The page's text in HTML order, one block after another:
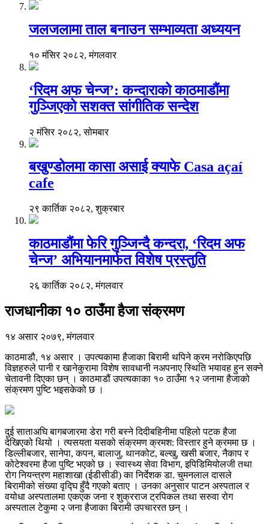
जलजलामा ताल बनाउन सम्भाव्यता अध्ययन
१० मंसिर २०८२, मंगलवार
‘रिदम अफ चेन्ज’: कन्दाराको काठमाडौंमा
गुञ्जिएको सशक्त सांगीतिक सन्देश
२ मंसिर २०८२, सोमबार
बखुण्डोलमा कासा असाई क्याफे Casa açaí
cafe
२९ कार्तिक २०८२, शुक्रबार
काठमाडौंमा फेरि गुञ्जिन्दै कन्दरा, ‘रिदम अफ
चेन्ज’ अभियानमार्फत विशेष प्रस्तुति
२६ कार्तिक २०८२, मंगलवार
राजधानीका १० ठाउँमा हैजा संक्रमण
१४ असार २०७९, मंगलवार
काठमाडौ, १४ असार । उपत्यकामा हैजाका बिरामी थपिने क्रम नरोकिएपछि
विज्ञहरुले पानी र खानेकुरामा विशेष सावधानी नअपनाए स्थिति भयावह हुन सक्ने
चेतावनी दिएका छन् । काठमाडौं उपत्यकाका १० ठाउँमा १२ जनामा हैजाको
संक्रमण पुष्टि भइसकेको छ ।
दुई साताअघि बागबजारमा डेरा गरी बस्ने दिदीबहिनीमा पहिलो पटक हैजा
देखिएको थियो । त्यसयता यसको संक्रमण क्रमश: विस्तार हुने क्रममा छ ।
डिल्लीबजार, सानेपा, कपन, बालाजु, थानकोट, बल्खु, खसी बजार, नैकाप र
कोटेश्वरमा हैजा पुष्टि भएको छ । स्वास्थ्य सेवा विभाग, इपिडिमियोलजी तथा
रोग नियन्त्रण महाशाखा (ईडीसीडी) का निर्देशक डा. चुमनलाल दासले
बिरामीको संख्या वृद्घि हुँदै गएको बताए । उनका अनुसार पाटन अस्पताल र
वयोधा अस्पतालमा एकएक जना र शुक्रराज ट्रपिकल तथा सरुवा रोग
अस्पताल टेकुमा २ जना हैजाका बिरामी उपचाररत छन् ।